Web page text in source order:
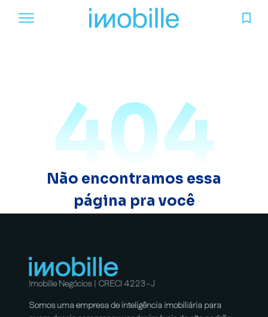
404
Não encontramos essa
página pra você
Imobille Negócios | CRECI 4223-J
Somos uma empresa de inteligência imobiliária para